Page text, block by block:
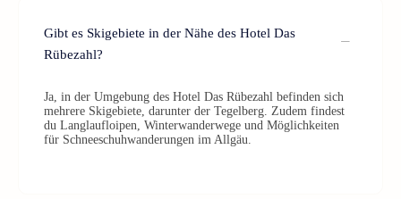
Gibt es Skigebiete in der Nähe des Hotel Das
Rübezahl?
Ja, in der Umgebung des Hotel Das Rübezahl befinden sich
mehrere Skigebiete, darunter der Tegelberg. Zudem findest
du Langlaufloipen, Winterwanderwege und Möglichkeiten
für Schneeschuhwanderungen im Allgäu.